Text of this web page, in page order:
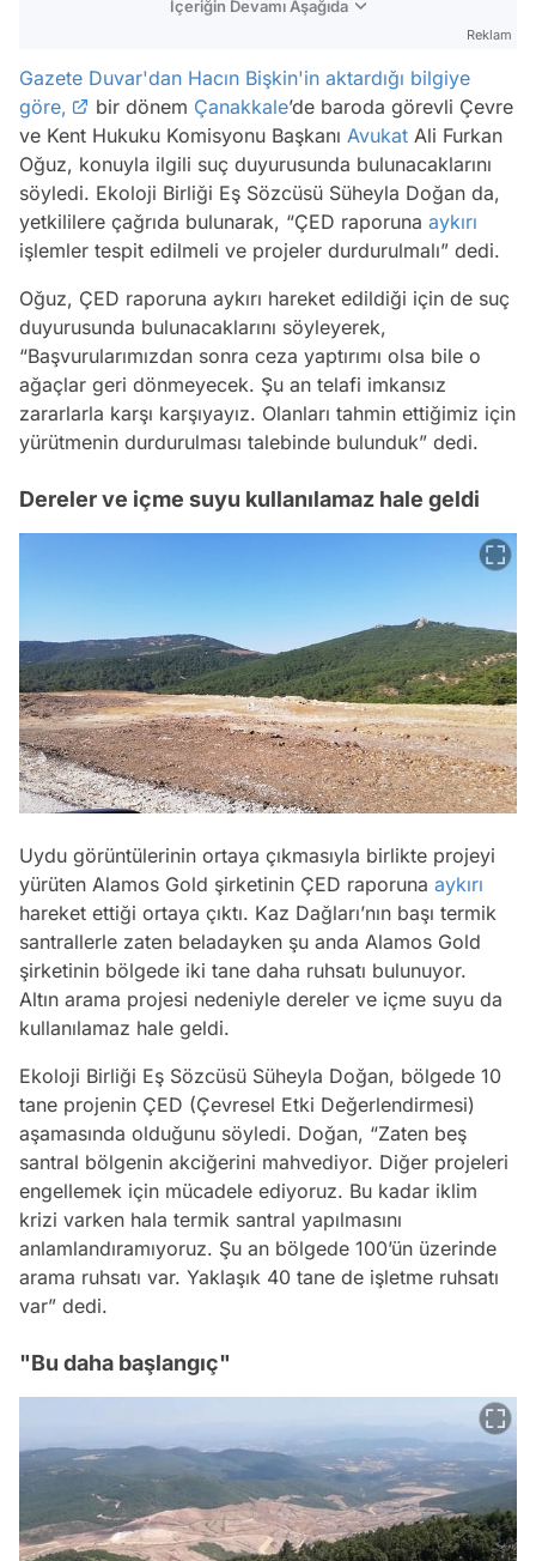
İçeriğin Devamı Aşağıda
Reklam
Gazete Duvar'dan Hacın Bişkin'in aktardığı bilgiye
göre,
bir dönem Çanakkale’de baroda görevli Çevre
ve Kent Hukuku Komisyonu Başkanı Avukat Ali Furkan
Oğuz, konuyla ilgili suç duyurusunda bulunacaklarını
söyledi. Ekoloji Birliği Eş Sözcüsü Süheyla Doğan da,
yetkililere çağrıda bulunarak, “ÇED raporuna aykırı
işlemler tespit edilmeli ve projeler durdurulmalı” dedi.
Oğuz, ÇED raporuna aykırı hareket edildiği için de suç
duyurusunda bulunacaklarını söyleyerek,
“Başvurularımızdan sonra ceza yaptırımı olsa bile o
ağaçlar geri dönmeyecek. Şu an telafi imkansız
zararlarla karşı karşıyayız. Olanları tahmin ettiğimiz için
yürütmenin durdurulması talebinde bulunduk” dedi.
Dereler ve içme suyu kullanılamaz hale geldi
Uydu görüntülerinin ortaya çıkmasıyla birlikte projeyi
yürüten Alamos Gold şirketinin ÇED raporuna aykırı
hareket ettiği ortaya çıktı. Kaz Dağları’nın başı termik
santrallerle zaten beladayken şu anda Alamos Gold
şirketinin bölgede iki tane daha ruhsatı bulunuyor.
Altın arama projesi nedeniyle dereler ve içme suyu da
kullanılamaz hale geldi.
Ekoloji Birliği Eş Sözcüsü Süheyla Doğan, bölgede 10
tane projenin ÇED (Çevresel Etki Değerlendirmesi)
aşamasında olduğunu söyledi. Doğan, “Zaten beş
santral bölgenin akciğerini mahvediyor. Diğer projeleri
engellemek için mücadele ediyoruz. Bu kadar iklim
krizi varken hala termik santral yapılmasını
anlamlandıramıyoruz. Şu an bölgede 100’ün üzerinde
arama ruhsatı var. Yaklaşık 40 tane de işletme ruhsatı
var” dedi.
"Bu daha başlangıç"